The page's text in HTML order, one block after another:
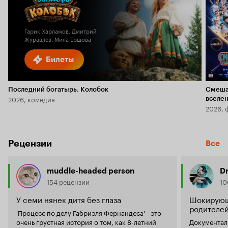
Билеты
Кинопоиска
Гарик Харламов, Дмитрий
Журавлев, Мила Ершова
Последний богатырь. Колобок
2026, комедия
5.8
2026,
Рецензии Все
muddle-headed person
154 рецензии
У семи нянек дитя без глаза
'Процесс по делу Габриэля Фернандеса' - это
очень грустная история о том, как 8-летний